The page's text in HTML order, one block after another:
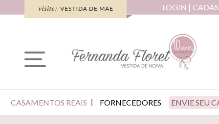
LOGIN
CASAMENTOS REAIS FORNECEDORES ENVIE SEU